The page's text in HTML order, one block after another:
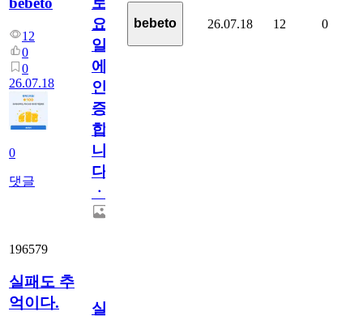
12
0
0
26.07.18
0
댓글
요
일
에
인
증
합
니
다
ㆍ
bebeto 26.07.18 12 0
196579
실패도 추
억이다.
실